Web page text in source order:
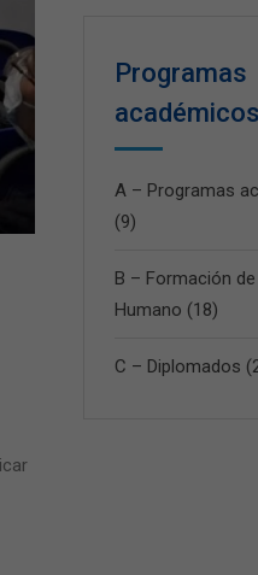
Programas
académicos
A – Programas
(9)
B – Formación
Humano (18)
C – Diplomados